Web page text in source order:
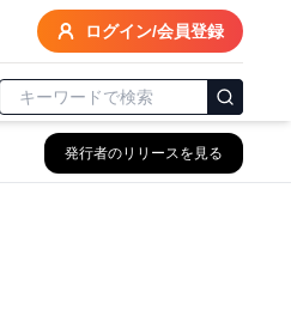
ログイン/会員登録
発行者のリリースを見る